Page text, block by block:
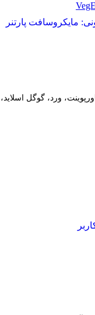
مایکروسافت پارتنر
ورد، گوگل